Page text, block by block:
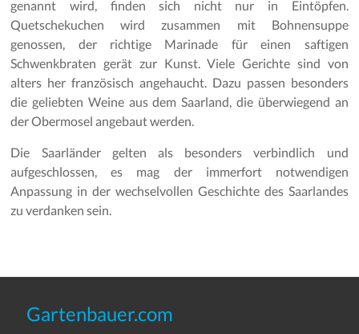
genannt wird, finden sich nicht nur in Eintöpfen.
Quetschekuchen wird zusammen mit Bohnensuppe
genossen, der richtige Marinade für einen saftigen
Schwenkbraten gerät zur Kunst. Viele Gerichte sind von
alters her französisch angehaucht. Dazu passen besonders
die geliebten Weine aus dem Saarland, die überwiegend an
der Obermosel angebaut werden.
Die Saarländer gelten als besonders verbindlich und
aufgeschlossen, es mag der immerfort notwendigen
Anpassung in der wechselvollen Geschichte des Saarlandes
zu verdanken sein.
Gartenbauer.com